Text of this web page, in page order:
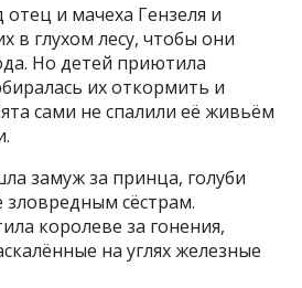
и мачеха Гензеля и
в глухом лесу, чтобы они
Но детей приютила
их откормить и
сами не спалили её живьём
замуж за принца, голуби
зловредным сёстрам.
королеве за гонения,
на углях железные